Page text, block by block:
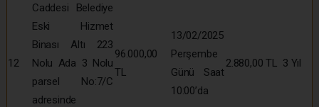
12
Caddesi Belediye
Eski Hizmet
Binası Altı 223
Nolu Ada 3 Nolu
parsel No:7/C
adresinde
96.000,00
TL
13/02/2025
Perşembe
Günü Saat
10:00’da
2.880,00 TL 3 Yıl